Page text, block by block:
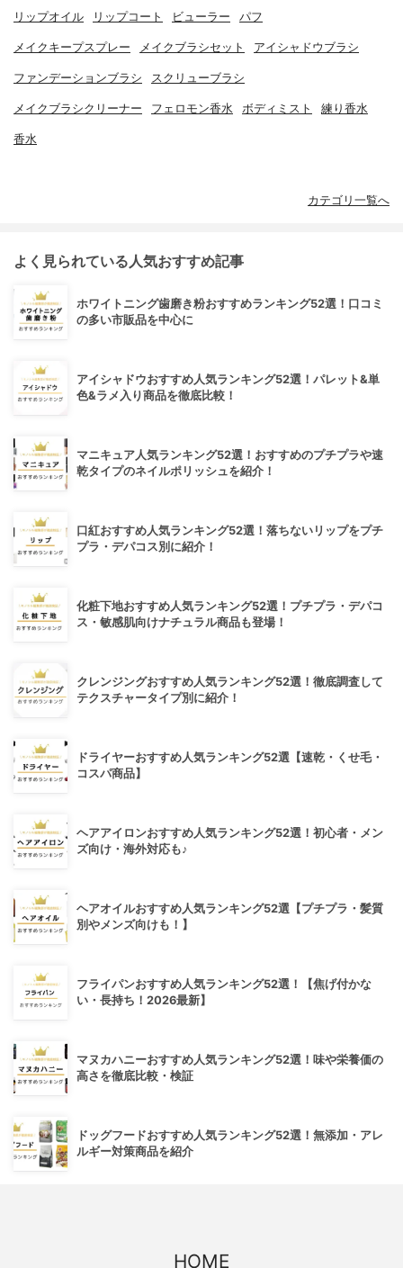
リップオイル リップコート ビューラー パフ
メイクキープスプレー メイクブラシセット アイシャドウブラシ
ファンデーションブラシ スクリューブラシ
メイクブラシクリーナー フェロモン香水 ボディミスト 練り香水
香水
カテゴリ一覧へ
よく見られている人気おすすめ記事
ホワイトニング歯磨き粉おすすめランキング52選！口コミ
の多い市販品を中心に
アイシャドウおすすめ人気ランキング52選！パレット&単
色&ラメ入り商品を徹底比較！
マニキュア人気ランキング52選！おすすめのプチプラや速
乾タイプのネイルポリッシュを紹介！
口紅おすすめ人気ランキング52選！落ちないリップをプチ
プラ・デパコス別に紹介！
化粧下地おすすめ人気ランキング52選！プチプラ・デパコ
ス・敏感肌向けナチュラル商品も登場！
クレンジングおすすめ人気ランキング52選！徹底調査して
テクスチャータイプ別に紹介！
ドライヤーおすすめ人気ランキング52選【速乾・くせ毛・
コスパ商品】
ヘアアイロンおすすめ人気ランキング52選！初心者・メン
ズ向け・海外対応も♪
ヘアオイルおすすめ人気ランキング52選【プチプラ・髪質
別やメンズ向けも！】
フライパンおすすめ人気ランキング52選！【焦げ付かな
い・長持ち！2026最新】
マヌカハニーおすすめ人気ランキング52選！味や栄養価の
高さを徹底比較・検証
ドッグフードおすすめ人気ランキング52選！無添加・アレ
ルギー対策商品を紹介
HOME